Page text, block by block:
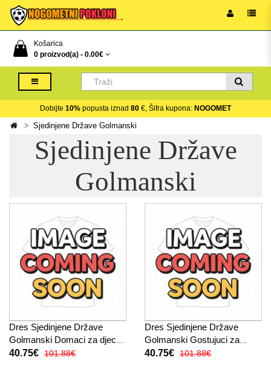
Košarica
0 proizvod(a) - 0.00€
Dobijte 10% popusta iznad 80 €, Šifra kupona: NOGOMET
Sjedinjene Države Golmanski
Sjedinjene Države
Golmanski
Dres Sjedinjene Države
Golmanski Domaci za djecu
SP 2026 Kratak Rukav (+
40.75€ 101.88€
Dres Sjedinjene Države
Golmanski Gostujuci za
djecu SP 2026 Kratak Rukav
40.75€ 101.88€